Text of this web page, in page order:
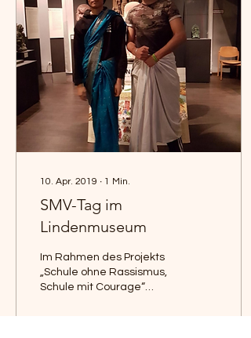
10. Apr. 2019 ∙ 1 Min.
SMV-Tag im
Lindenmuseum
Im Rahmen des Projekts
„Schule ohne Rassismus,
Schule mit Courage“